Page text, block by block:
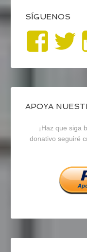
SÍGUENOS
Ver
de
en
APOYA
¡Haz que siga
donativo seguiré